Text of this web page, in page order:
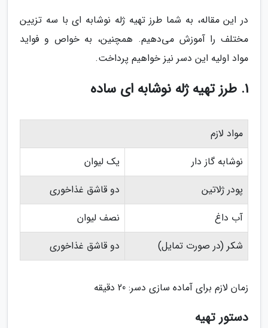
در این مقاله، به شما طرز تهیه ژله نوشابه ای با سه تزیین
مختلف را آموزش می‌دهیم. همچنین، به خواص و فواید
مواد اولیه این دسر نیز خواهیم پرداخت.
1. طرز تهیه ژله نوشابه ای ساده
مواد لازم
نوشابه گاز دار
یک لیوان
پودر ژلاتین
دو قاشق غذاخوری
آب داغ
نصف لیوان
شکر (در صورت تمایل)
دو قاشق غذاخوری
زمان لازم برای آماده سازی دسر: 20 دقیقه
دستور تهیه